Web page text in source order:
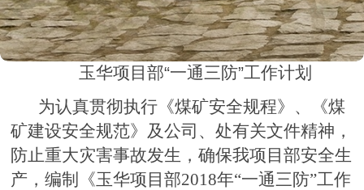
玉华项目部“一通三防”工作计划
为认真贯彻执行《煤矿安全规程》、《煤
矿建设安全规范》及公司、处有关文件精神，
防止重大灾害事故发生，确保我项目部安全生
产，编制《玉华项目部2018年“一通三防”工作